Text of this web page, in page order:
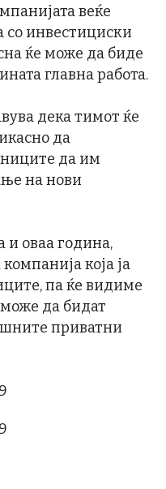
веќе
со инвестициски
ќе може да биде
главна работа.
дека тимот ќе
да
да им
на нови
и оваа година,
која ја
па ќе видиме
да бидат
приватни